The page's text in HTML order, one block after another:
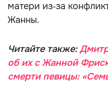
матери из‑за
Жанны.
Читайте также:
об их с Жанной
смерти певицы: